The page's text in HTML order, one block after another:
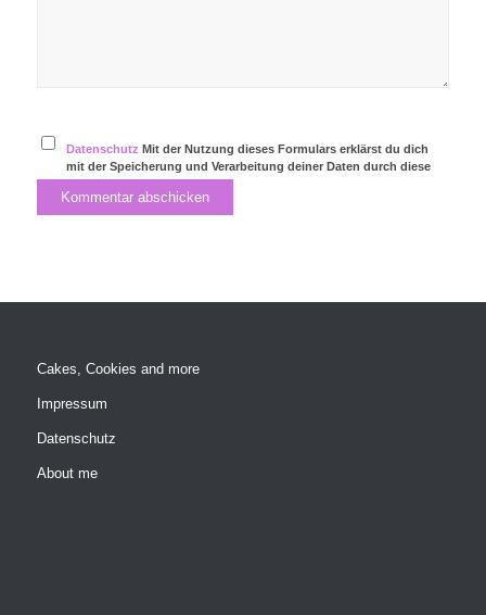
Datenschutz Mit der Nutzung dieses Formulars erklärst du dich
mit der Speicherung und Verarbeitung deiner Daten durch diese
Website einverstanden.
Cakes, Cookies and more
Impressum
Datenschutz
About me